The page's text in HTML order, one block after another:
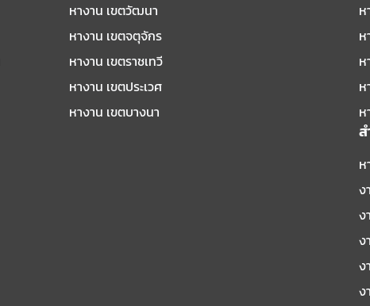
หางาน เขตวัฒนา
หางาน เขตจตุจักร
หางาน เขตราชเทวี
หางาน เขตประเวศ
หางาน เขตบางนา
ห
ห
ห
ห
ห
ง
ง
ง
ง
ง